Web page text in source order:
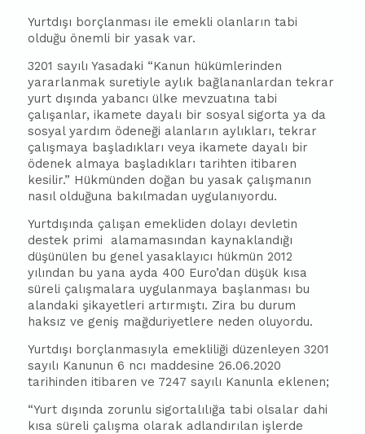
Yurtdışı borçlanması ile emekli olanların tabi
olduğu önemli bir yasak var.
3201 sayılı Yasadaki “Kanun hükümlerinden
yararlanmak suretiyle aylık bağlananlardan tekrar
yurt dışında yabancı ülke mevzuatına tabi
çalışanlar, ikamete dayalı bir sosyal sigorta ya da
sosyal yardım ödeneği alanların aylıkları, tekrar
çalışmaya başladıkları veya ikamete dayalı bir
ödenek almaya başladıkları tarihten itibaren
kesilir.” Hükmünden doğan bu yasak çalışmanın
nasıl olduğuna bakılmadan uygulanıyordu.
Yurtdışında çalışan emekliden dolayı devletin
destek primi alamamasından kaynaklandığı
düşünülen bu genel yasaklayıcı hükmün 2012
yılından bu yana ayda 400 Euro’dan düşük kısa
süreli çalışmalara uygulanmaya başlanması bu
alandaki şikayetleri artırmıştı. Zira bu durum
haksız ve geniş mağduriyetlere neden oluyordu.
Yurtdışı borçlanmasıyla emekliliği düzenleyen 3201
sayılı Kanunun 6 ncı maddesine 26.06.2020
tarihinden itibaren ve 7247 sayılı Kanunla eklenen;
“Yurt dışında zorunlu sigortalılığa tabi olsalar dahi
kısa süreli çalışma olarak adlandırılan işlerde